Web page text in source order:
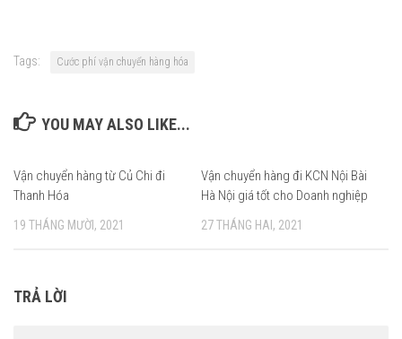
Tags: Cước phí vận chuyển hàng hóa
YOU MAY ALSO LIKE...
Vận chuyển hàng từ Củ Chi đi
Thanh Hóa
19 THÁNG MƯỜI, 2021
Vận chuyển hàng đi KCN Nội Bài
Hà Nội giá tốt cho Doanh nghiệp
27 THÁNG HAI, 2021
TRẢ LỜI